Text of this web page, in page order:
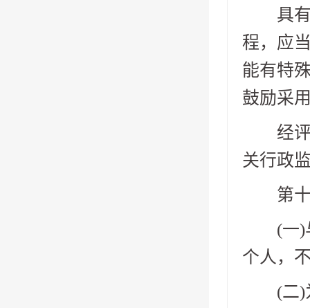
具有
程，应
能有特
鼓励采
经评
关行政
第十
(一)与
个人，
(二)为